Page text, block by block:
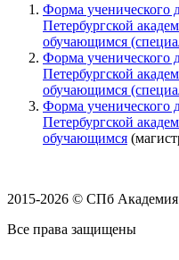
Форма ученического
Петербургской
обучающимся
Форма ученического
Петербургской
обучающимся
Форма ученического
Петербургской
обучающимся
2015-2026 © СПб
Все права защищены